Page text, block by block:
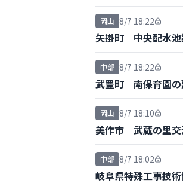
岡山 8/7 18:22
矢掛町 中央配水池
中部 8/7 18:22
武豊町 南保育園
岡山 8/7 18:10
美作市 武蔵の里交
中部 8/7 18:02
岐阜県特殊工事技